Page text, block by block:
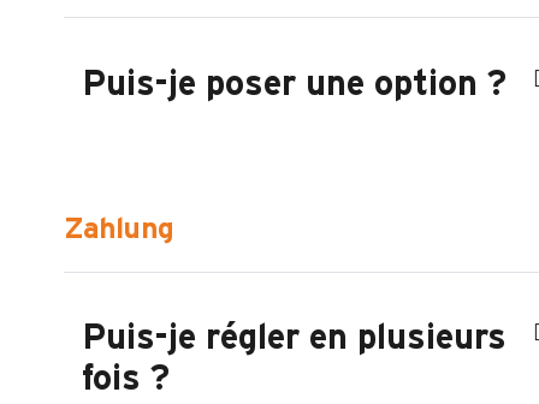
Puis-je poser une option ?
Zahlung
Puis-je régler en plusieurs
fois ?